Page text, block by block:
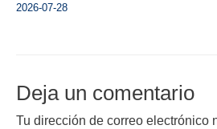
2026-07-28
Deja un comentario
Tu dirección de correo electrónico